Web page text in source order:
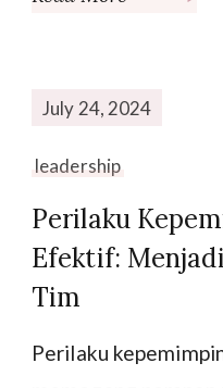
July 24, 2024
leadership
Perilaku
Efektif:
Tim
Perilaku